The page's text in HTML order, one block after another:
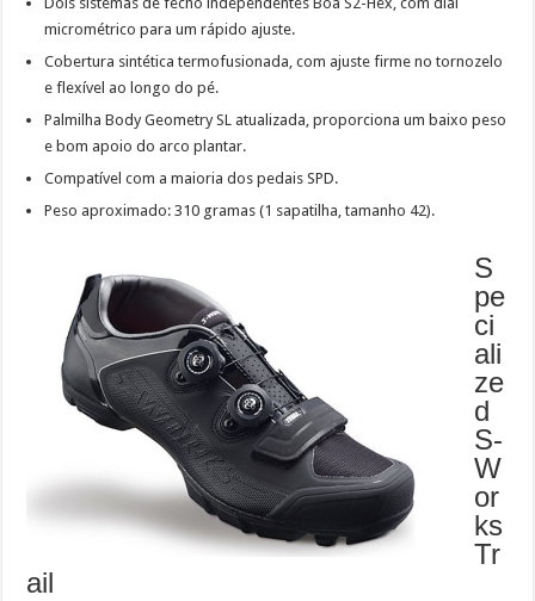
micrométrico para um rápido ajuste.
Cobertura sintética termofusionada, com ajuste firme no tornozelo
e flexível ao longo do pé.
Palmilha Body Geometry SL atualizada, proporciona um baixo peso
e bom apoio do arco plantar.
Compatível com a maioria dos pedais SPD.
Peso aproximado: 310 gramas (1 sapatilha, tamanho 42).
S
pe
ci
ali
ze
d
S-
W
or
ks
Tr
ail